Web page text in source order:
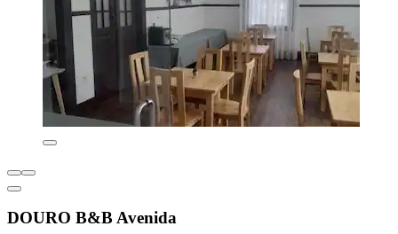
DOURO B&B Avenida